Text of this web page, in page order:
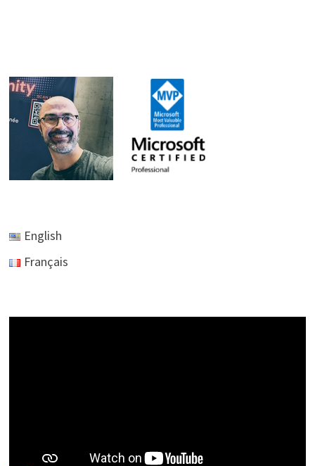
English
Français